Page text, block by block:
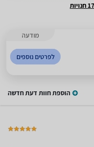
מודעה
לפרטים נוספים
הוספת חוות דעת חדשה